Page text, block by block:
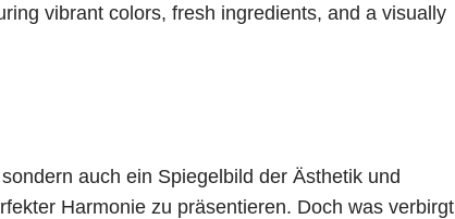
auch ein Spiegelbild der Ästhetik und
Harmonie zu präsentieren. Doch was verbirgt